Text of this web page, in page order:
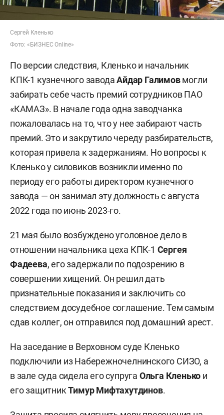
Сергей Кленько
Фото: «БИЗНЕС Online»
По версии следствия, Кленько и начальник
КПК-1 кузнечного заводаАйдар Галимовмогли
забирать себе часть премий сотрудников ПАО
«КАМАЗ». В начале года одна заводчанка
пожаловалась на то, что у нее забирают часть
премий. Это и закрутило череду разбирательств,
которая привела к задержаниям. Но вопросы к
Кленько у силовиков возникли именно по
периоду его работы директором кузнечного
завода — он занимал эту должность с августа
2022 года по июнь 2023-го.
21 мая было возбуждено уголовное дело в
отношении начальника цеха КПК-1 Сергея
Фадеева, его задержали по подозрению в
совершении хищений. Он решил дать
признательные показания и заключить со
следствием досудебное соглашение. Тем самым
сдав коллег, он отправился под домашний арест.
На заседание в Верховном суде Кленько
подключили из Набережночелнинского СИЗО, а
в зале суда сидела его супруга Ольга Кленько и
его защитникТимур Мифтахутдинов.